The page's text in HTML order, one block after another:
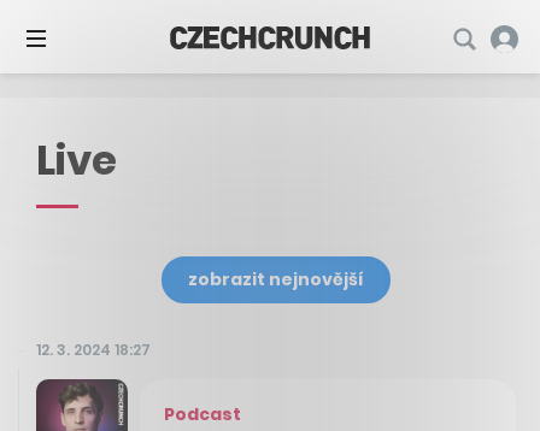
Live
zobrazit nejnovější
12. 3. 2024 18:27
Podcast